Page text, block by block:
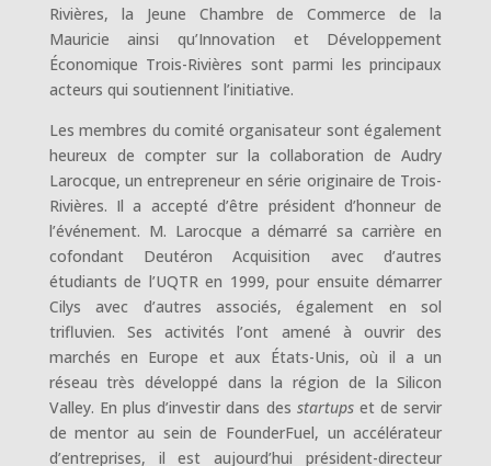
Rivières, la Jeune Chambre de Commerce de la
Mauricie ainsi qu’Innovation et Développement
Économique Trois-Rivières sont parmi les principaux
acteurs qui soutiennent l’initiative.
Les membres du comité organisateur sont également
heureux de compter sur la collaboration de Audry
Larocque, un entrepreneur en série originaire de Trois-
Rivières. Il a accepté d’être président d’honneur de
l’événement. M. Larocque a démarré sa carrière en
cofondant Deutéron Acquisition avec d’autres
étudiants de l’UQTR en 1999, pour ensuite démarrer
Cilys avec d’autres associés, également en sol
trifluvien. Ses activités l’ont amené à ouvrir des
marchés en Europe et aux États-Unis, où il a un
réseau très développé dans la région de la Silicon
Valley. En plus d’investir dans des startupset de servir
de mentor au sein de FounderFuel, un accélérateur
d’entreprises, il est aujourd’hui président-directeur